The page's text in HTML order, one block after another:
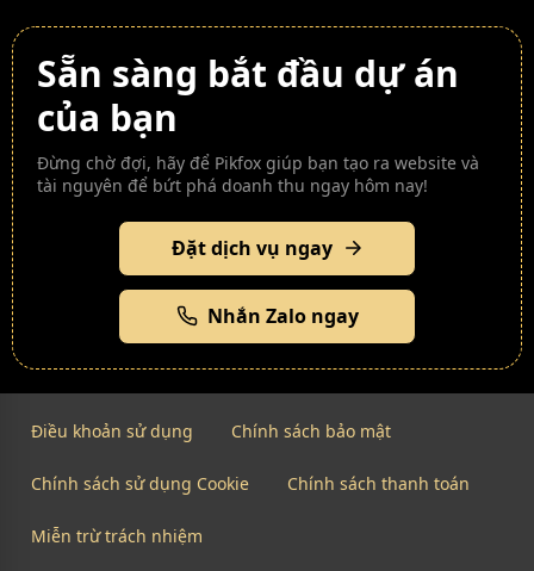
Sẵn sàng bắt đầu dự án
của bạn
Đừng chờ đợi, hãy để Pikfox giúp bạn tạo ra website và
tài nguyên để bứt phá doanh thu ngay hôm nay!
Đặt dịch vụ ngay
Nhắn Zalo ngay
Điều khoản sử dụng Chính sách bảo mật
Chính sách sử dụng Cookie Chính sách thanh toán
Miễn trừ trách nhiệm